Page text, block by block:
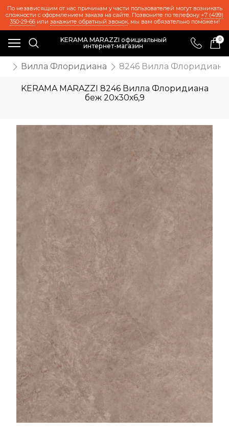
По независящим от нас причинам у части пользователей могут возникать
сложности с оформлением заказа на сайте. Позвоните по телефону +7 (499)
350-29-66или закажите обратный звонок, мы вам обязательно поможем!
KERAMA MARAZZI официальный
интернет-магазин
0
Вилла Флоридиана 8246 Вилла Флоридиана
KERAMA MARAZZI 8246 Вилла Флоридиана
беж 20х30х6,9